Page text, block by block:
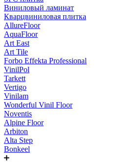
Виниловый ламинат
Кварцвиниловая плитка
AllureFloor
AquaFloor
Art East
Art Tile
Forbo Effekta Professional
VinilPol
Tarkett
Vertigo
Vinilam
Wonderful Vinil Floor
Noventis
Alpine Floor
Arbiton
Alta Step
Bonkeel